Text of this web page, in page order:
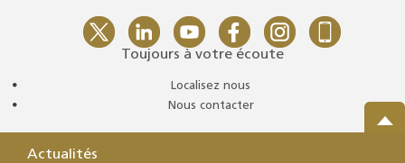
Toujours à votre écoute
Localisez nous
Nous contacter
Actualités